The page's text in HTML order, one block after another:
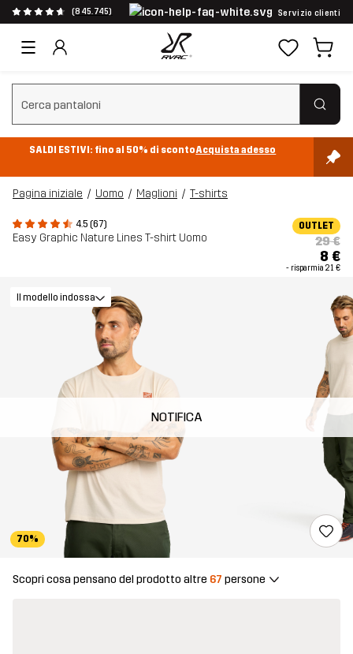
(845.745) Servizio clienti
Cancella ricerca
SALDI ESTIVI: fino al 50% di scontoAcquista adesso
Pagina iniziale Uomo Maglioni T-shirts
4.5 (67)
Easy Graphic Nature Lines T-shirt Uomo
OUTLET
29 €
8 €
- risparmia 21 €
NOTIFICA
70%
Il modello indossa
Scopri cosa pensano del prodotto altre 67 persone